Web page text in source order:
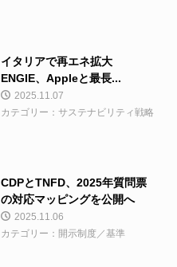
イタリアで再エネ拡大
ENGIE、Appleと最長...
2025.11.07
カテゴリー：サステナビリティ戦略
CDPとTNFD、2025年質問票
の対応マッピングを公開へ
2025.11.06
カテゴリー：開示制度／基準